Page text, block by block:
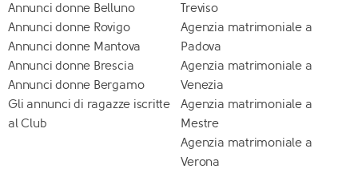
Annunci donne Belluno
Annunci donne Rovigo
Annunci donne Mantova
Annunci donne Brescia
Annunci donne Bergamo
Gli annunci di ragazze iscritte
al Club
Treviso
Agenzia matrimoniale a
Padova
Agenzia matrimoniale a
Venezia
Agenzia matrimoniale a
Mestre
Agenzia matrimoniale a
Verona